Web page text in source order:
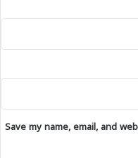
Save my name, email, and